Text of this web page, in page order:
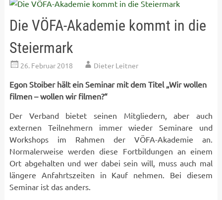
Die VÖFA-Akademie kommt in die
Steiermark
26. Februar 2018 Dieter Leitner
Egon Stoiber hält ein Seminar mit dem Titel „Wir wollen
filmen – wollen wir filmen?“
Der Verband bietet seinen Mitgliedern, aber auch
externen Teilnehmern immer wieder Seminare und
Workshops im Rahmen der VÖFA-Akademie an.
Normalerweise werden diese Fortbildungen an einem
Ort abgehalten und wer dabei sein will, muss auch mal
längere Anfahrtszeiten in Kauf nehmen. Bei diesem
Seminar ist das anders.